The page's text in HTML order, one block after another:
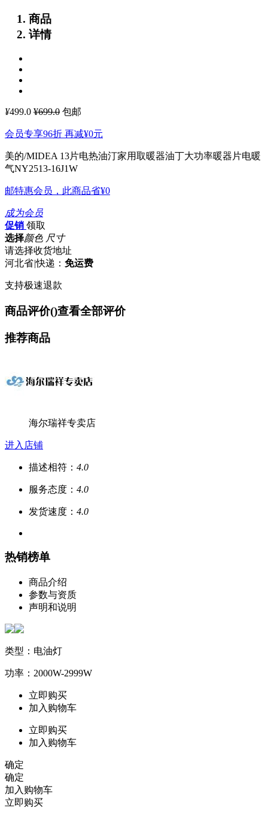
商品
详情
¥499.0 ¥699.0 包邮
会员专享96折 再减¥0元
美的/MIDEA 13片电热油汀家用取暖器油丁大功率暖器片电暖
气NY2513-16J1W
邮特惠会员，此商品省¥0
成为会员
促销 领取
选择颜色 尺寸
请选择收货地址
河北省|快递： 免运费
支持极速退款
商品评价()查看全部评价
推荐商品
海尔瑞祥专卖店
进入店铺
描述相符： 4.0
服务态度： 4.0
发货速度： 4.0
热销榜单
商品介绍
参数与资质
声明和说明
类型：电油灯
功率：2000W-2999W
立即购买
加入购物车
立即购买
加入购物车
确定
确定
加入购物车
立即购买